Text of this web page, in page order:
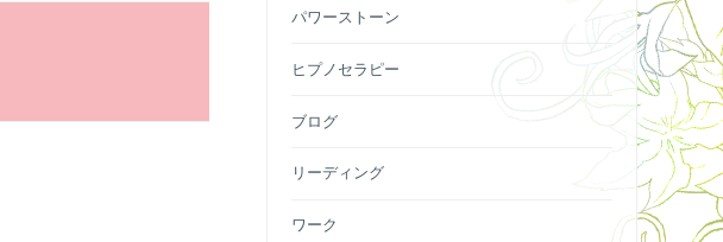
パワーストーン
ヒプノセラピー
ブログ
リーディング
ワーク